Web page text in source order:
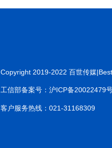
Copyright 2019-2022 百世传媒
工信部备案号：沪ICP备20022479
客户服务热线：021-31168309